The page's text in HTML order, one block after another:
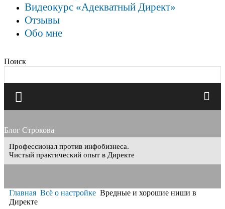
Видеокурс «Адекватный Директ»
Отзывы
Обо мне
Поиск
Блог Строкова
Профессионал против инфобизнеса.
Чистый практический опыт в Директе
Главная Всё о настройке Вредные и хорошие ниши в
Директе